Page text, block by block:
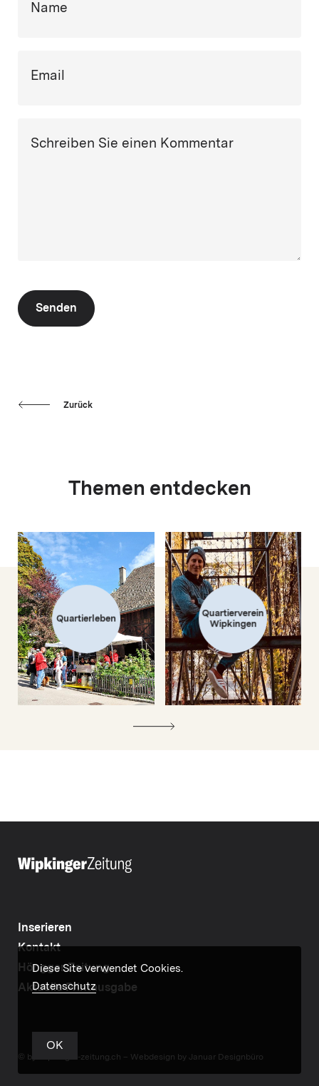
Name
Email
Schreiben Sie einen Kommentar
Senden
Zurück
Themen entdecken
Quartierleben
Quartierverein
Wipkingen
Inserieren
Kontakt
Höngger Zeitung
Aktuelle Printausgabe
© by wipkinger-zeitung.ch – Webdesign by Januar Designbüro
Diese Site verwendet Cookies.
Datenschutz
OK